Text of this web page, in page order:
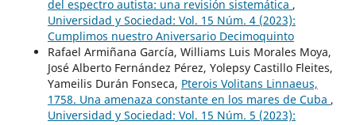
del espectro autista: una revisión sistemática ,
Universidad y Sociedad: Vol. 15 Núm. 4 (2023):
Cumplimos nuestro Aniversario Decimoquinto
Rafael Armiñana García, Williams Luis Morales Moya,
José Alberto Fernández Pérez, Yolepsy Castillo Fleites,
Yameilis Durán Fonseca, Pterois Volitans Linnaeus,
1758. Una amenaza constante en los mares de Cuba ,
Universidad y Sociedad: Vol. 15 Núm. 5 (2023):